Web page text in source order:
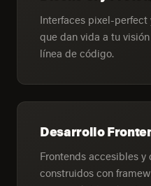
Interfaces pixel-
que dan vida a tu
línea de código.
Desarrollo
Frontends accesibles
construidos con